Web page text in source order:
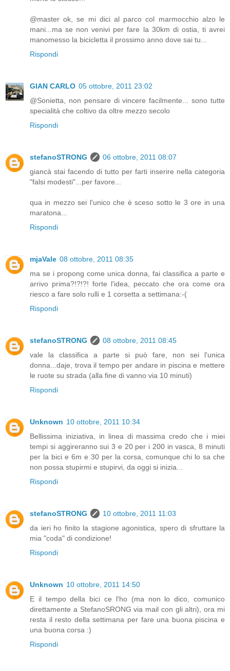
@master ok, se mi dici al parco col marmocchio alzo le
mani...ma se non venivi per fare la 30km di ostia, ti avrei
manomesso la bicicletta il prossimo anno dove sai tu...
Rispondi
GIAN CARLO 05 ottobre, 2011 23:02
@Sonietta, non pensare di vincere facilmente... sono tutte
specialità che coltivo da oltre mezzo secolo
Rispondi
stefanoSTRONG
06 ottobre, 2011 08:07
giancà stai facendo di tutto per farti inserire nella categoria
"falsi modesti"...per favore...
qua in mezzo sei l'unico che è sceso sotto le 3 ore in una
maratona...
Rispondi
mjaVale 08 ottobre, 2011 08:35
ma se i propong come unica donna, fai classifica a parte e
arrivo prima?!?!?! forte l'idea, peccato che ora come ora
riesco a fare solo rulli e 1 corsetta a settimana:-(
Rispondi
stefanoSTRONG
08 ottobre, 2011 08:45
vale la classifica a parte si può fare, non sei l'unica
donna...daje, trova il tempo per andare in piscina e mettere
le ruote su strada (alla fine di vanno via 10 minuti)
Rispondi
Unknown 10 ottobre, 2011 10:34
Bellissima iniziativa, in linea di massima credo che i miei
tempi si aggireranno sui 3 e 20 per i 200 in vasca, 8 minuti
per la bici e 6m e 30 per la corsa, comunque chi lo sa che
non possa stupirmi e stupirvi, da oggi si inizia...
Rispondi
stefanoSTRONG
10 ottobre, 2011 11:03
da ieri ho finito la stagione agonistica, spero di sfruttare la
mia "coda" di condizione!
Rispondi
Unknown 10 ottobre, 2011 14:50
E il tempo della bici ce l'ho (ma non lo dico, comunico
direttamente a StefanoSRONG via mail con gli altri), ora mi
resta il resto della settimana per fare una buona piscina e
una buona corsa :)
Rispondi